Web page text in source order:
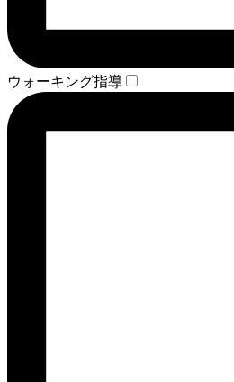
ウォーキング指導